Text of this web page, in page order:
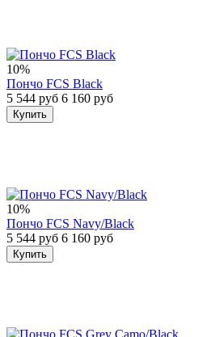
10%
Пончо FCS Black
5 544 руб 6 160 руб
Купить
10%
Пончо FCS Navy/Black
5 544 руб 6 160 руб
Купить